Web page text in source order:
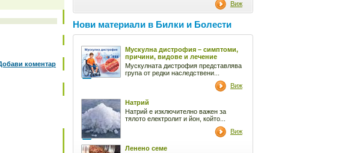
коментар
Виж
Нови материали в Билки и Болести
Мускулна дистрофия – симптоми,
причини, видове и лечение
Мускулната дистрофия представлява
група от редки наследствени...
Виж
Натрий
Натрий е изключително важен за
тялото електролит и йон, който...
Виж
Ленено семе